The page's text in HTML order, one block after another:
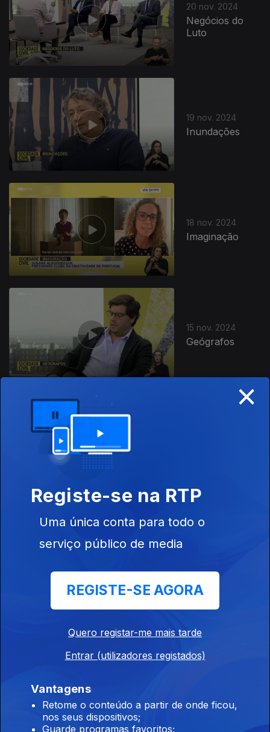
20 nov. 2024
Negócios do
Luto
19 nov. 2024
Inundações
18 nov. 2024
Imaginação
15 nov. 2024
Geógrafos
Físicos
×
Registe-se na RTP
Uma única conta para todo o
serviço público de media
REGISTE-SE AGORA
Quero registar-me mais tarde
Entrar (utilizadores registados)
Vantagens
Retome o conteúdo a partir de onde ficou,
nos seus dispositivos;
Guarde programas favoritos;